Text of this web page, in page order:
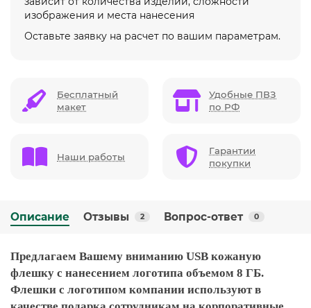
изображения и места нанесения
Оставьте заявку на расчет по вашим параметрам.
Бесплатный
макет
Удобные ПВЗ
по РФ
Наши работы
Гарантии
покупки
Описание Отзывы 2 Вопрос-ответ 0
Предлагаем Вашему вниманию USB кожаную
флешку с нанесением логотипа объемом 8 ГБ.
Флешки с логотипом компании используют в